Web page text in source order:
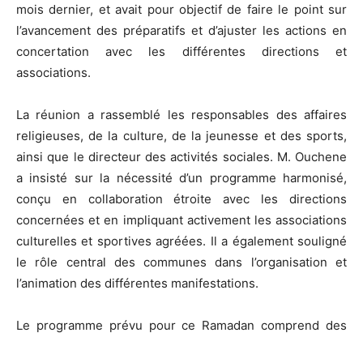
mois dernier, et avait pour objectif de faire le point sur
l’avancement des préparatifs et d’ajuster les actions en
concertation avec les différentes directions et
associations.
La réunion a rassemblé les responsables des affaires
religieuses, de la culture, de la jeunesse et des sports,
ainsi que le directeur des activités sociales. M. Ouchene
a insisté sur la nécessité d’un programme harmonisé,
conçu en collaboration étroite avec les directions
concernées et en impliquant activement les associations
culturelles et sportives agréées. Il a également souligné
le rôle central des communes dans l’organisation et
l’animation des différentes manifestations.
Le programme prévu pour ce Ramadan comprend des